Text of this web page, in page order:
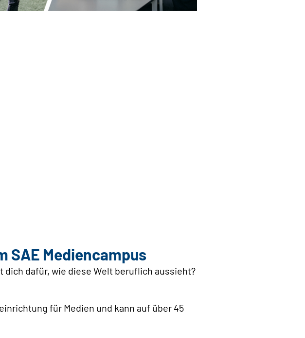
SAE Mediencampus
dafür, wie diese Welt beruflich aussieht?
für Medien und kann auf über 45